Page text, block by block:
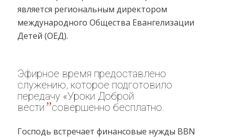
является региональным директором
международного Общества Евангелизации
Детей (ОЕД).
Эфирное время предоставлено
служению, которое подготовило
передачу «Уроки Доброй
вести”совершенно бесплатно.
Господь встречает финансовые нужды BBN